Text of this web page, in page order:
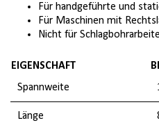
Für handgeführte und
Für Maschinen mit
Nicht für
EIGENSCHAFT
Spannweite
Länge